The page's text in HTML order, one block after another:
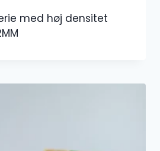
med høj densitet